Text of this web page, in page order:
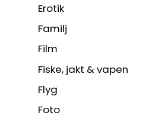
Erotik
Familj
Film
Fiske, jakt & vapen
Flyg
Foto